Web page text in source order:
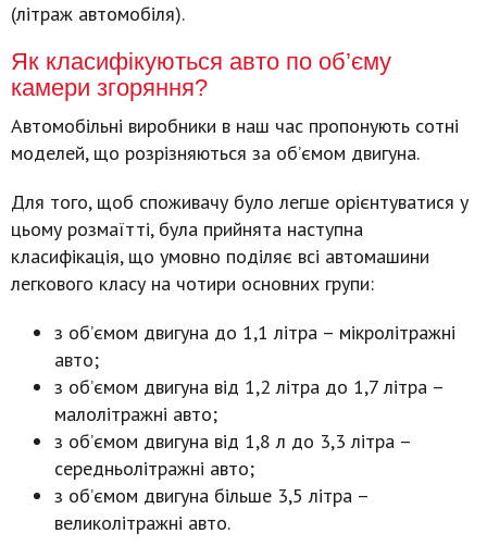
(літраж автомобіля).
Як класифікуються авто по об’єму
камери згоряння?
Автомобільні виробники в наш час пропонують сотні
моделей, що розрізняються за об’ємом двигуна.
Для того, щоб споживачу було легше орієнтуватися у
цьому розмаїтті, була прийнята наступна
класифікація, що умовно поділяє всі автомашини
легкового класу на чотири основних групи:
з об’ємом двигуна до 1,1 літра – мікролітражні
авто;
з об’ємом двигуна від 1,2 літра до 1,7 літра –
малолітражні авто;
з об’ємом двигуна від 1,8 л до 3,3 літра –
середньолітражні авто;
з об’ємом двигуна більше 3,5 літра –
великолітражні авто.